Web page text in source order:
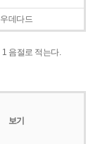
데다드
1 음절로 적는다.
보기